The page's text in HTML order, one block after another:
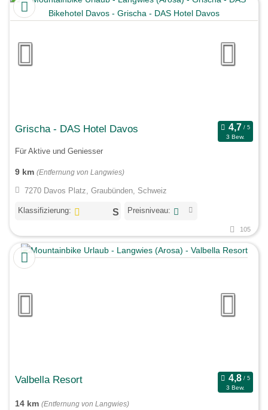
Grischa - DAS Hotel Davos
3 Bew.
Für Aktive und Geniesser
9 km (Entfernung von Langwies)
7270 Davos Platz, Graubünden, Schweiz
Klassifizierung: Preisniveau:
105
Valbella Resort
3 Bew.
14 km (Entfernung von Langwies)